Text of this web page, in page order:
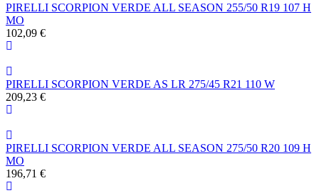
PIRELLI SCORPION VERDE ALL SEASON 255/50 R19 107 H
MO
102,09 €
PIRELLI SCORPION VERDE AS LR 275/45 R21 110 W
209,23 €
PIRELLI SCORPION VERDE ALL SEASON 275/50 R20 109 H
MO
196,71 €